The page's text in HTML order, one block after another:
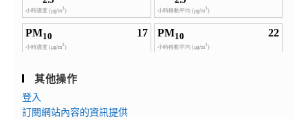
其他操作
登入
訂閱網站內容的資訊提供